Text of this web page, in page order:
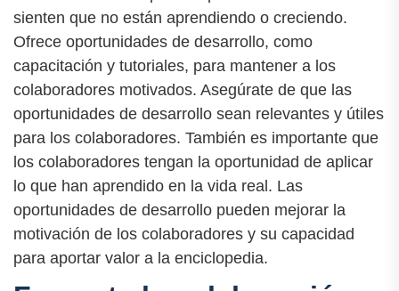
sienten que no están aprendiendo o creciendo.
Ofrece oportunidades de desarrollo, como
capacitación y tutoriales, para mantener a los
colaboradores motivados. Asegúrate de que las
oportunidades de desarrollo sean relevantes y útiles
para los colaboradores. También es importante que
los colaboradores tengan la oportunidad de aplicar
lo que han aprendido en la vida real. Las
oportunidades de desarrollo pueden mejorar la
motivación de los colaboradores y su capacidad
para aportar valor a la enciclopedia.